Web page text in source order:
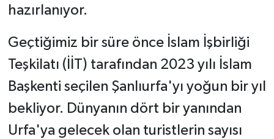
hazırlanıyor.
Geçtiğimiz bir süre önce İslam İşbirliği
Teşkilatı (İİT) tarafından 2023 yılı İslam
Başkenti seçilen Şanlıurfa'yı yoğun bir yıl
bekliyor. Dünyanın dört bir yanından
Urfa'ya gelecek olan turistlerin sayısı